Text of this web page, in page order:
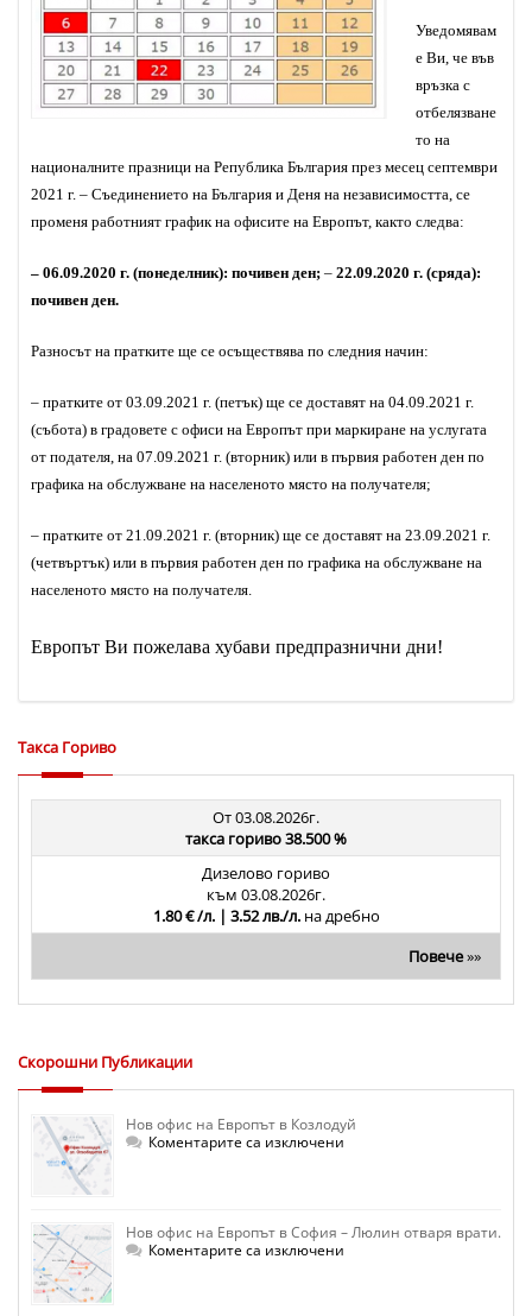
Уведомявам
е Ви, че във
връзка с
отбелязване
то на
националните празници на Република България през месец септември
2021 г. – Съединението на България и Деня на независимостта, се
променя работният график на офисите на Европът, както следва:
– 06.09.2020 г. (понеделник): почивен ден; – 22.09.2020 г. (сряда):
почивен ден.
Разносът на пратките ще се осъществява по следния начин:
– пратките от 03.09.2021 г. (петък) ще се доставят на 04.09.2021 г.
(събота) в градовете с офиси на Европът при маркиране на услугата
от подателя, на 07.09.2021 г. (вторник) или в първия работен ден по
графика на обслужване на населеното място на получателя;
– пратките от 21.09.2021 г. (вторник) ще се доставят на 23.09.2021 г.
(четвъртък) или в първия работен ден по графика на обслужване на
населеното място на получателя.
Европът Ви пожелава хубави предпразнични дни!
Такса Гориво
От 03.08.2026г.
такса гориво 38.500 %
Дизелово гориво
към 03.08.2026г.
1.80 € /л. | 3.52 лв./л.на дребно
Повече»»
Скорошни Публикации
Нов офис на Европът в Козлодуй
Коментарите са изключени
Козлодуй
Нов офис на Европът в София – Люлин отваря врати.
Коментарите са изключени